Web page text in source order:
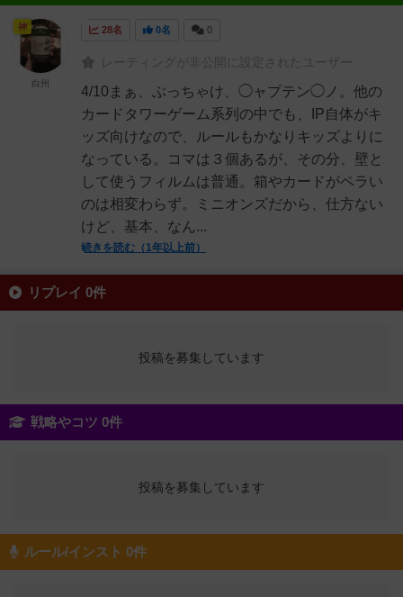
28名 0名 0
レーティングが非公開に設定されたユーザー
4/10まぁ、ぶっちゃけ、◯ャプテン◯ノ。他の
カードタワーゲーム系列の中でも、IP自体がキ
ッズ向けなので、ルールもかなりキッズよりに
なっている。コマは３個あるが、その分、壁と
して使うフィルムは普通。箱やカードがペラい
のは相変わらず。ミニオンズだから、仕方ない
けど、基本、なん...
続きを読む（1年以上前）
神
白州
リプレイ 0件
投稿を募集しています
戦略やコツ 0件
投稿を募集しています
ルール/インスト 0件